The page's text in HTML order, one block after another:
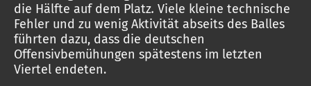
die Hälfte auf dem Platz. Viele kleine technische
Fehler und zu wenig Aktivität abseits des Balles
führten dazu, dass die deutschen
Offensivbemühungen spätestens im letzten
Viertel endeten.